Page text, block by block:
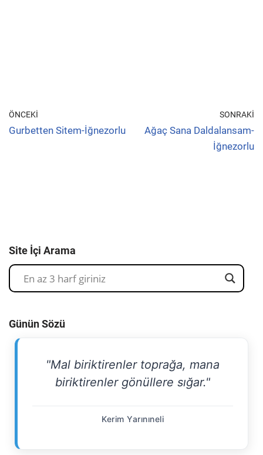
ÖNCEKI
Gurbetten Sitem-İğnezorlu
SONRAKI
Ağaç Sana Daldalansam-
İğnezorlu
Site İçi Arama
Günün Sözü
"Mal biriktirenler toprağa, mana
biriktirenler gönüllere sığar."
Kerim Yarınıneli